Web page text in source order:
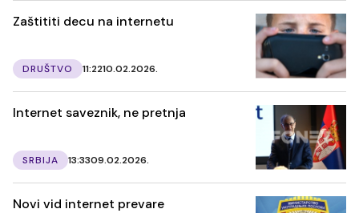
Zaštititi decu na internetu
DRUŠTVO 11:2210.02.2026.
Internet saveznik, ne pretnja
SRBIJA 13:3309.02.2026.
Novi vid internet prevare